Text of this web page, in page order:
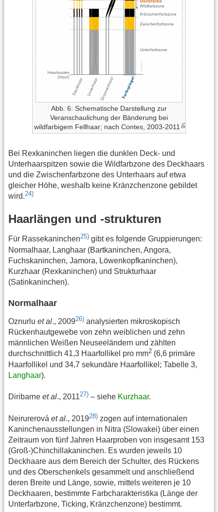
Abb. 6: Schematische Darstellung zur
Veranschaulichung der Bänderung bei
wildfarbigem Fellhaar; nach Contes, 2003-2011
Bei Rexkaninchen liegen die dunklen Deck- und
Unterhaarspitzen sowie die Wildfarbzone des Deckhaars
und die Zwischenfarbzone des Unterhaars auf etwa
gleicher Höhe, weshalb keine Kränzchenzone gebildet
wird.24)
Haarlängen und -strukturen
Für Rassekaninchen25) gibt es folgende Gruppierungen:
Normalhaar, Langhaar (Bartkaninchen, Angora,
Fuchskaninchen, Jamora, Löwenkopfkaninchen),
Kurzhaar (Rexkaninchen) und Strukturhaar
(Satinkaninchen).
Normalhaar
Oznurlu et al., 200926) analysierten mikroskopisch
Rückenhautgewebe von zehn weiblichen und zehn
männlichen Weißen Neuseeländern und zählten
durchschnittlich 41,3 Haarfollikel pro mm2 (6,6 primäre
Haarfollikel und 34,7 sekundäre Haarfollikel; Tabelle 3,
Langhaar).
Diribarne et al., 201127) – siehe Kurzhaar.
Neirurerová et al., 201928) zogen auf internationalen
Kaninchenausstellungen in Nitra (Slowakei) über einen
Zeitraum von fünf Jahren Haarproben von insgesamt 153
(Groß-)Chinchillakaninchen. Es wurden jeweils 10
Deckhaare aus dem Bereich der Schulter, des Rückens
und des Oberschenkels gesammelt und anschließend
deren Breite und Länge, sowie, mittels weiteren je 10
Deckhaaren, bestimmte Farbcharakteristika (Länge der
Unterfarbzone, Ticking, Kränzchenzone) bestimmt.